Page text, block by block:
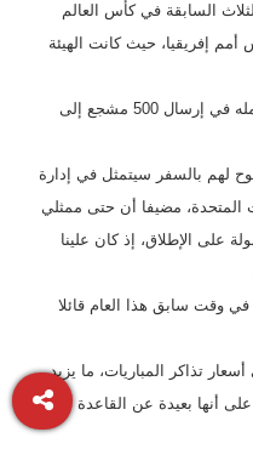
السابقة في كأس العالم
كأس أمم إفريقيا، حيث كانت الهيئة
وسبق لكواديو أن أعرب في مارس عن أمله في إرسال 500 مشجع إلى
لهم بالسفر سيتمثل في إدارة
المتحدة، مضيفا أن حتى ممثلي
على الإطلاق، إذ كان علينا
في وقت سابق هذا العام قائلا
تذاكر المباريات، ما يزيد
على أنها بعيدة عن القاعدة